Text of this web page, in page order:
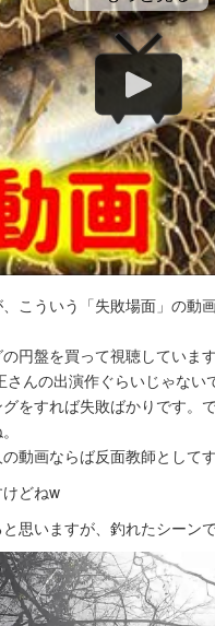
こういう「失敗場面」の動
円盤を買って視聴していま
んの出演作ぐらいじゃない
をすれば失敗ばかりです。
動画ならば反面教師として
どねw
思いますが、釣れたシーン